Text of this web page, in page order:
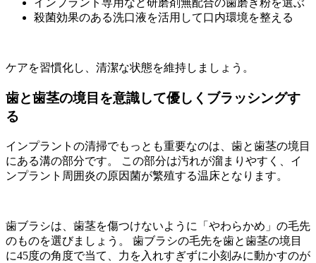
インプラント専用など研磨剤無配合の歯磨き粉を選ぶ
殺菌効果のある洗口液を活用して口内環境を整える
ケアを習慣化し、清潔な状態を維持しましょう。
歯と歯茎の境目を意識して優しくブラッシングす
る
インプラントの清掃でもっとも重要なのは、歯と歯茎の境目
にある溝の部分です。 この部分は汚れが溜まりやすく、イ
ンプラント周囲炎の原因菌が繁殖する温床となります。
歯ブラシは、歯茎を傷つけないように「やわらかめ」の毛先
のものを選びましょう。 歯ブラシの毛先を歯と歯茎の境目
に45度の角度で当て、力を入れすぎずに小刻みに動かすのが